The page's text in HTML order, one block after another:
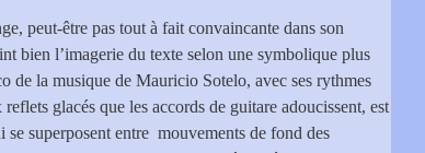
peut-être pas tout à fait convaincante dans son
bien l’imagerie du texte selon une symbolique plus
de la musique de Mauricio Sotelo, avec ses rythmes
glacés que les accords de guitare adoucissent, est
superposent entre mouvements de fond des